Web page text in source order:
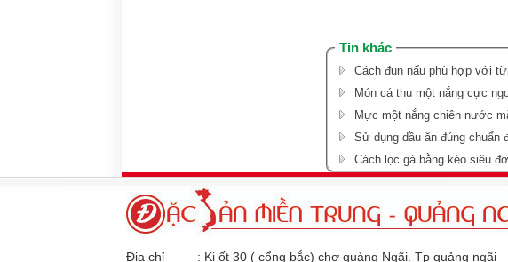
Tin khác
Cách đun nấu phù hợp với
Món cá thu một nắng cực
Mực một nắng chiên nước
Sử dụng dầu ăn đúng chuẩn
Cách lọc gà bằng kéo siêu
Địa chỉ : Ki ốt 30 ( cổng bắc) chợ quảng Ngãi. Tp quảng ngãi